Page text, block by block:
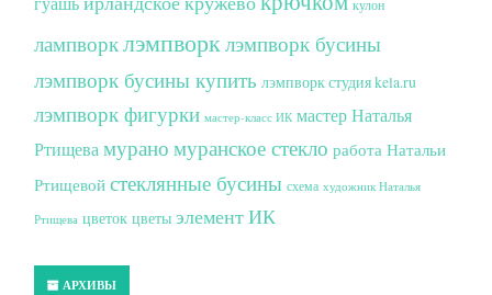
кулон
лампворклэмпворк лэмпворк бусины
лэмпворк бусины купить лэмпворк студия kela.ru
лэмпворк фигурки мастер-класс ИК мастер Наталья
Ртищевамурано муранское стекло работа Натальи
Ртищевой стеклянные бусины схема художник Наталья
Ртищева цветок цветы элемент ИК
АРХИВЫ